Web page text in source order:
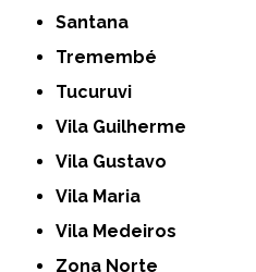
Santana
Tremembé
Tucuruvi
Vila Guilherme
Vila Gustavo
Vila Maria
Vila Medeiros
Zona Norte